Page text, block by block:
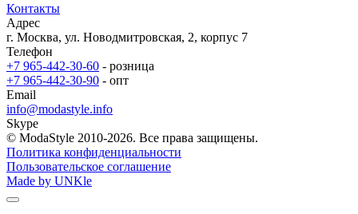
Контакты
Адрес
г. Москва, ул. Новодмитровская, 2, корпус 7
Телефон
+7 965-442-30-60 - розница
+7 965-442-30-90 - опт
Email
info@modastyle.info
Skype
© ModaStyle 2010-2026. Все права защищены.
Политика конфиденциальности
Пользовательское соглашение
Made by UNKle